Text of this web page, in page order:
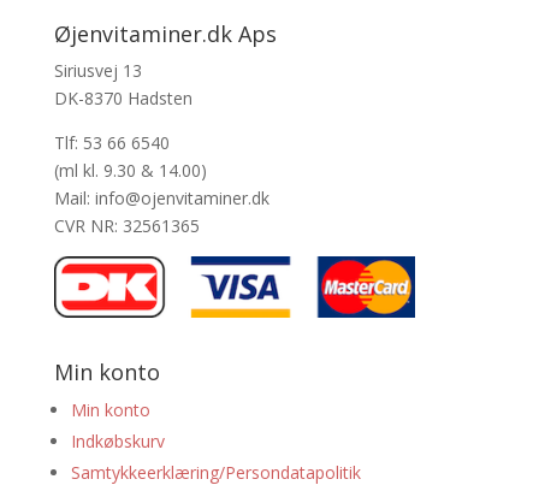
Øjenvitaminer.dk Aps
Siriusvej 13
DK-8370 Hadsten
Tlf: 53 66 6540
(ml kl. 9.30 & 14.00)
Mail: info@ojenvitaminer.dk
CVR NR: 32561365
Min konto
Min konto
Indkøbskurv
Samtykkeerklæring/Persondatapolitik